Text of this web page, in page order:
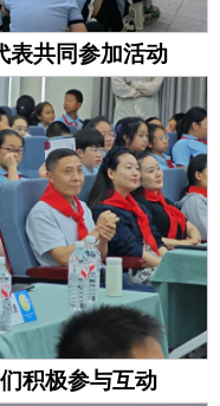
表共同参加活动
积极参与互动